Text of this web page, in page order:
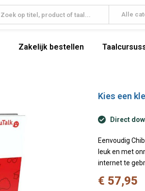
Alle
Zakelijk bestellen
Kies een
Direct
Eenvoudig
leuk en met
internet te
€ 57,95